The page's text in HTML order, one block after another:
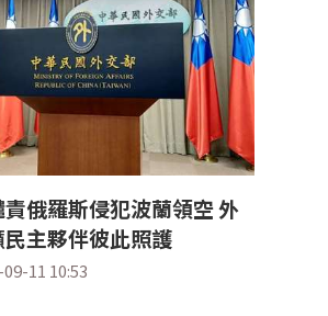
俄羅斯侵犯波蘭領空 外
主夥伴彼此照護
11 10:53